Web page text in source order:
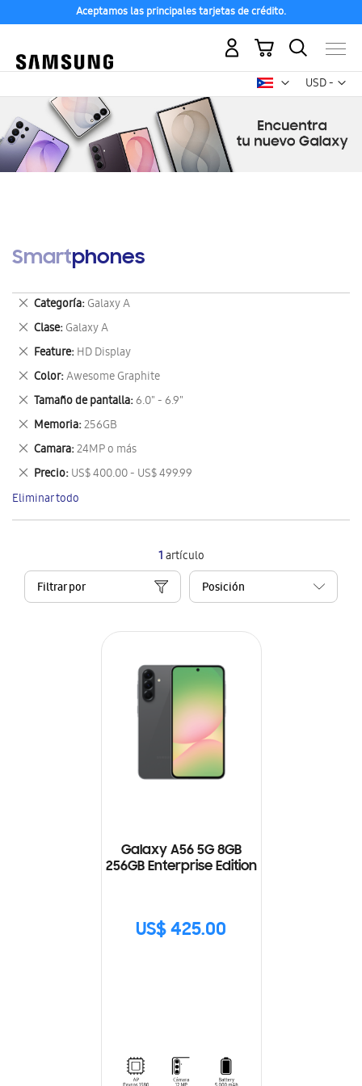
Aceptamos las principales tarjetas de crédito.
USD -
dólar
Mi carrito
Smartphones
1artículo
Filtrar por
Galaxy A56 5G 8GB
256GB Enterprise Edition
US$ 425.00
Categoría Galaxy A
Eliminar
este
artículo
Clase Galaxy A
Eliminar
este
artículo
Feature HD Display
Eliminar
este
artículo
Color Awesome Graphite
Eliminar
este
artículo
Tamaño de pantalla 6.0" - 6.9"
Eliminar
este
artículo
Memoria 256GB
Eliminar
este
artículo
Camara 24MP o más
Eliminar
este
artículo
Precio US$ 400.00 - US$ 499.99
Eliminar
este
artículo
Eliminar todo